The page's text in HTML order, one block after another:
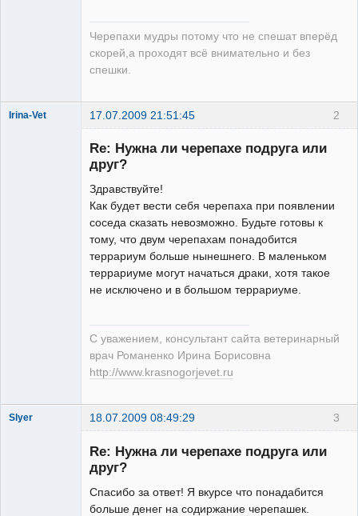
Черепахи мудры потому что не спешат вперёд
скорей,а проходят всё внимательно и без
спешки.
2
Irina-Vet 17.07.2009 21:51:45
Re: Нужна ли черепахе подруга или
друг?
Здравствуйте!
Как будет вести себя черепаха при появлении
соседа сказать невозможно. Будьте готовы к
тому, что двум черепахам понадобится
террариум больше нынешнего. В маленьком
террариуме могут начаться драки, хотя такое
не исключено и в большом террариуме.
С уважением, консультант сайта ветеринарный
врач Романенко Ирина Борисовна
http://www.krasnogorjevet.ru
3
Slyer 18.07.2009 08:49:29
Зарегистрированный
Re: Нужна ли черепахе подруга или
друг?
Спасибо за ответ! Я вкурсе что понадабится
больше денег на содиржание черепашек.